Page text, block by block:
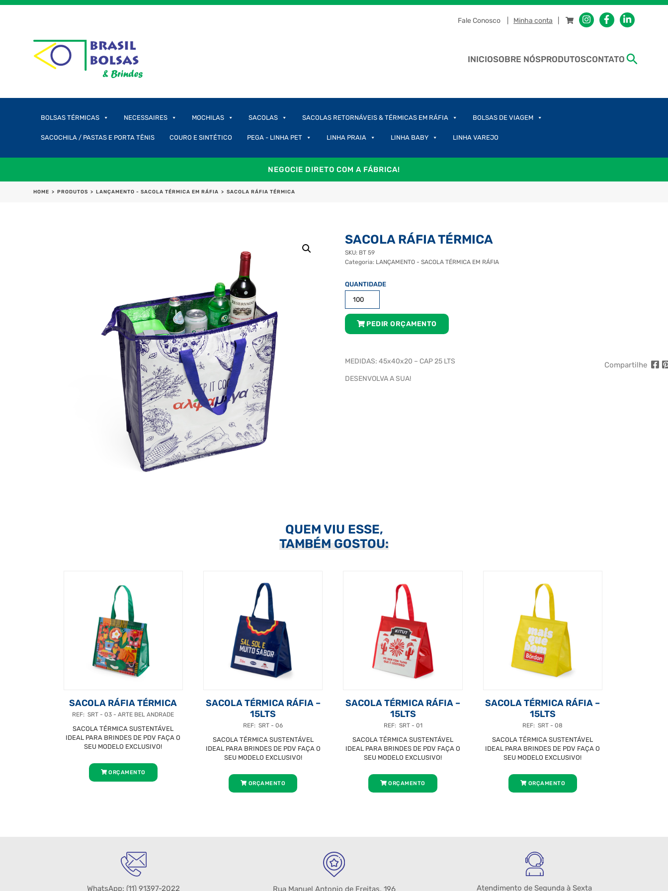
Fale Conosco Minha conta
INICIOSOBRE NÓSPRODUTOSCONTATO
BOLSAS TÉRMICAS NECESSAIRES MOCHILAS SACOLAS SACOLAS RETORNÁVEIS & TÉRMICAS EM RÁFIA BOLSAS DE VIAGEM
SACOCHILA / PASTAS E PORTA TÊNIS COURO E SINTÉTICO PEGA - LINHA PET LINHA PRAIA LINHA BABY LINHA VAREJO
NEGOCIE DIRETO COM A FÁBRICA!
HOME > PRODUTOS > LANÇAMENTO - SACOLA TÉRMICA EM RÁFIA > SACOLA RÁFIA TÉRMICA
SACOLA RÁFIA TÉRMICA
SKU: BT 59
Categoria: LANÇAMENTO - SACOLA TÉRMICA EM RÁFIA
RÁFIA
TÉRMICA
quantidadePEDIR ORÇAMENTO
MEDIDAS: 45x40x20 – CAP 25 LTS
DESENVOLVA A SUA!
Compartilhe
QUEM VIU ESSE,
TAMBÉM GOSTOU:
SACOLA RÁFIA TÉRMICA
REF: SRT - 03 - ARTE BEL ANDRADE
SACOLA TÉRMICA SUSTENTÁVEL
IDEAL PARA BRINDES DE PDV FAÇA O
SEU MODELO EXCLUSIVO!
ORÇAMENTO
SACOLA TÉRMICA RÁFIA –
15LTS
REF: SRT - 06
SACOLA TÉRMICA SUSTENTÁVEL
IDEAL PARA BRINDES DE PDV FAÇA O
SEU MODELO EXCLUSIVO!
ORÇAMENTO
SACOLA TÉRMICA RÁFIA –
15LTS
REF: SRT - 01
SACOLA TÉRMICA SUSTENTÁVEL
IDEAL PARA BRINDES DE PDV FAÇA O
SEU MODELO EXCLUSIVO!
ORÇAMENTO
SACOLA TÉRMICA RÁFIA –
15LTS
REF: SRT - 08
SACOLA TÉRMICA SUSTENTÁVEL
IDEAL PARA BRINDES DE PDV FAÇA O
SEU MODELO EXCLUSIVO!
ORÇAMENTO
WhatsApp: (11) 91397-2022 Atendimento de Segunda à Sexta